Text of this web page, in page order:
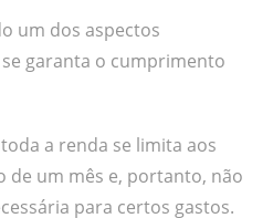
um dos aspectos
garanta o cumprimento
a renda se limita aos
de um mês e, portanto, não
para certos gastos.